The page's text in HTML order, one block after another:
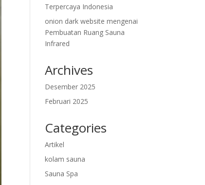
Terpercaya Indonesia
onion dark website mengenai
Pembuatan Ruang Sauna
Infrared
Archives
Desember 2025
Februari 2025
Categories
Artikel
kolam sauna
Sauna Spa